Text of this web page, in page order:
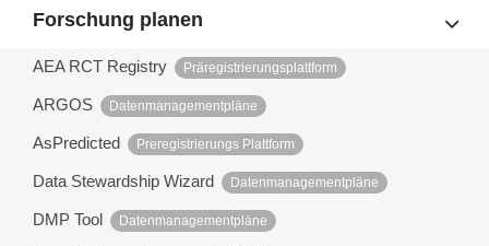
Forschung planen
AEA RCT Registry Präregistrierungsplattform
ARGOS Datenmanagementpläne
AsPredicted Preregistrierungs Plattform
Data Stewardship Wizard Datenmanagementpläne
DMP Tool Datenmanagementpläne